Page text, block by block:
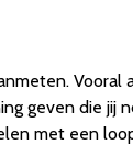
geven die jij
met een